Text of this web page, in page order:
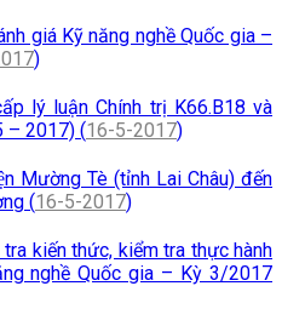
giá Kỹ năng nghề Quốc gia –
)
lý luận Chính trị K66.B18 và
– 2017) (16-5-2017)
Mường Tè (tỉnh Lai Châu) đến
(16-5-2017)
kiến thức, kiểm tra thực hành
nghề Quốc gia – Kỳ 3/2017